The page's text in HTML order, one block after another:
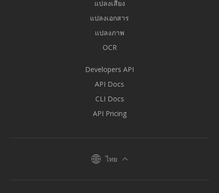
แปลงเสียง
แปลงเอกสาร
แปลงภาพ
OCR
Developers API
API Docs
CLI Docs
API Pricing
ไทย